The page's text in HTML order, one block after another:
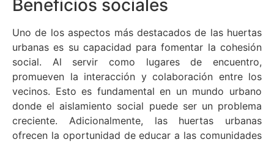
Beneficios sociales
Uno de los aspectos más destacados de las huertas
urbanas es su capacidad para fomentar la cohesión
social. Al servir como lugares de encuentro,
promueven la interacción y colaboración entre los
vecinos. Esto es fundamental en un mundo urbano
donde el aislamiento social puede ser un problema
creciente. Adicionalmente, las huertas urbanas
ofrecen la oportunidad de educar a las comunidades